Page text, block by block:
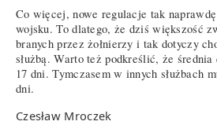
Co więcej, nowe regulacje tak
wojsku. To dlatego, że dziś większość
branych przez żołnierzy i tak dotyczy
służbą. Warto też podkreślić, że
17 dni. Tymczasem w innych służbach
dni.
Czesław Mroczek